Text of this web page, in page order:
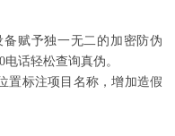
赋予独一无二的加密防伪
话轻松查询真伪。
标注项目名称，增加造假